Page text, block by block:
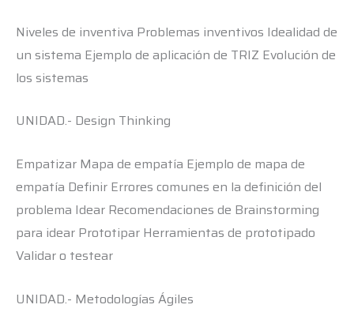
Niveles de inventiva Problemas inventivos Idealidad de
un sistema Ejemplo de aplicación de TRIZ Evolución de
los sistemas
UNIDAD.- Design Thinking
Empatizar Mapa de empatía Ejemplo de mapa de
empatía Definir Errores comunes en la definición del
problema Idear Recomendaciones de Brainstorming
para idear Prototipar Herramientas de prototipado
Validar o testear
UNIDAD.- Metodologías Ágiles